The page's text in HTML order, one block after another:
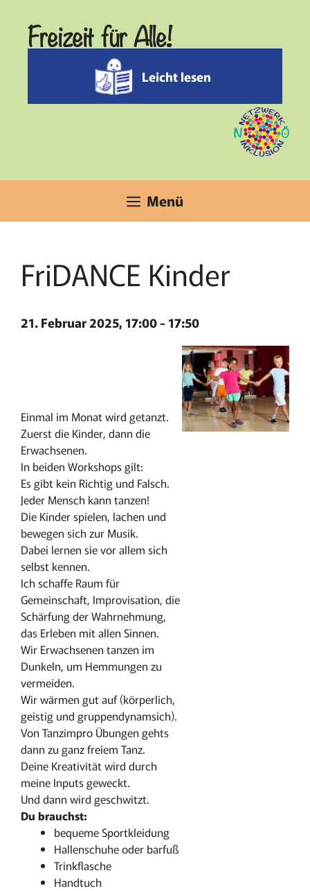
springenFreizeit für Alle!
Leicht lesen
Menü
FriDANCE Kinder
21. Februar 2025, 17:00- 17:50
Einmal im Monat wird getanzt.
Zuerst die Kinder, dann die
Erwachsenen.
In beiden Workshops gilt:
Es gibt kein Richtig und Falsch.
Jeder Mensch kann tanzen!
Die Kinder spielen, lachen und
bewegen sich zur Musik.
Dabei lernen sie vor allem sich
selbst kennen.
Ich schaffe Raum für
Gemeinschaft, Improvisation, die
Schärfung der Wahrnehmung,
das Erleben mit allen Sinnen.
Wir Erwachsenen tanzen im
Dunkeln, um Hemmungen zu
vermeiden.
Wir wärmen gut auf (körperlich,
geistig und gruppendynamsich).
Von Tanzimpro Übungen gehts
dann zu ganz freiem Tanz.
Deine Kreativität wird durch
meine Inputs geweckt.
Und dann wird geschwitzt.
Du brauchst:
bequeme Sportkleidung
Hallenschuhe oder barfuß
Trinkflasche
Handtuch